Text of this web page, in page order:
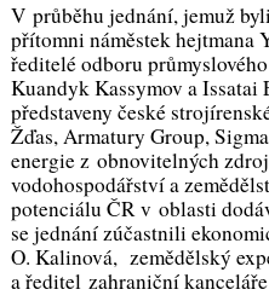
V průběhu jednání, jemuž
přítomni náměstek hejtmana
ředitelé odboru
Kuandyk Kassymov a Issatai
představeny české
Žďas, Armatury Group,
energie z obnovitelných
vodohospodářství a
potenciálu ČR v oblasti
se jednání zúčastnili
O. Kalinová, zemědělský
a ředitel zahraniční